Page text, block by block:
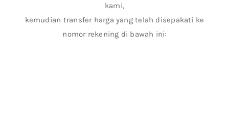
kami,
kemudian transfer harga yang telah disepakati ke
nomor rekening di bawah ini: